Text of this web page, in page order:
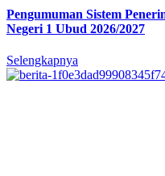
Pengumuman Sistem
Negeri 1 Ubud 2026/2027
Selengkapnya